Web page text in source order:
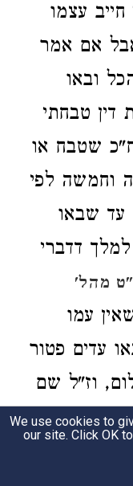
עצמו
אם אמר
ובאו
דין טבחתי
שטבח או
וחמשה לפי
עד שבאו
דדברי
מהל'
עמו
עדים פטור
וז"ל שם
פטורים
הנתבע
We use cookies to
our site. Click OK